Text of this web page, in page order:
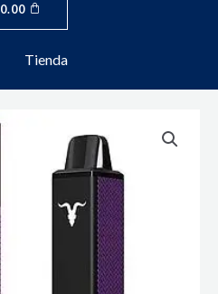
0.00
Tienda